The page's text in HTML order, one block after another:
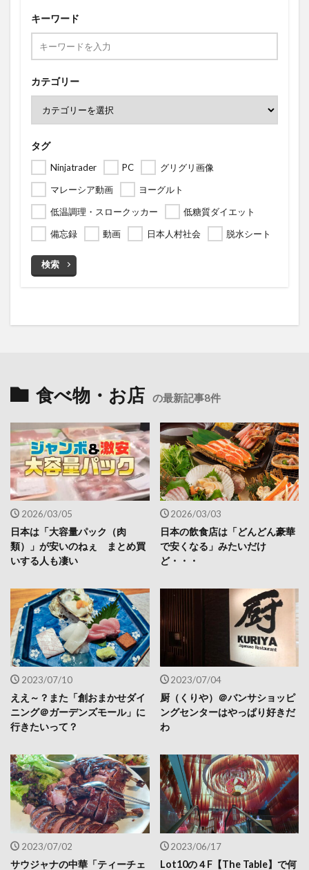
キーワード
カテゴリー
タグ
Ninjatrader PC
グリグリ画像
マレーシア動画
ヨーグルト
低温調理・スロークッカー
低糖質ダイエット
備忘録
動画 日本人村社会 脱水シート
検索
食べ物・お店 の最新記事8件
2026/03/05
日本は「大容量パック（肉
類）」が安いのねぇ まとめ買
いする人も凄い
2026/03/03
日本の飲食店は「どんどん豪華
で安くなる」みたいだけ
ど・・・
2023/07/10
ええ～？また「創おまかせダイ
ニング＠ガーデンズモール」に
行きたいって？
2023/07/04
厨（くりや）＠バンサショッピ
ングセンターはやっぱり好きだ
わ
2023/07/02
サウジャナの中華「ティーチェ
2023/06/17
Lot10の４F【The Table】で何